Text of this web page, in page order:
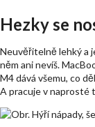
Hezky se
Neuvěřitelně lehký a
něm ani nevíš.
M4 dává všemu, co
A pracuje v naprosté